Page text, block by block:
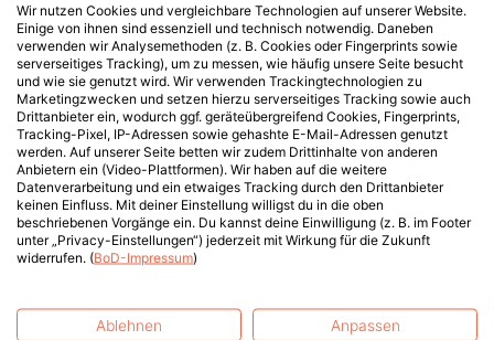
Wir nutzen Cookies und vergleichbare Technologien auf unserer Website.
Einige von ihnen sind essenziell und technisch notwendig. Daneben
verwenden wir Analysemethoden (z. B. Cookies oder Fingerprints sowie
serverseitiges Tracking), um zu messen, wie häufig unsere Seite besucht
und wie sie genutzt wird. Wir verwenden Trackingtechnologien zu
Marketingzwecken und setzen hierzu serverseitiges Tracking sowie auch
Drittanbieter ein, wodurch ggf. geräteübergreifend Cookies, Fingerprints,
Tracking-Pixel, IP-Adressen sowie gehashte E-Mail-Adressen genutzt
werden. Auf unserer Seite betten wir zudem Drittinhalte von anderen
Anbietern ein (Video-Plattformen). Wir haben auf die weitere
Datenverarbeitung und ein etwaiges Tracking durch den Drittanbieter
keinen Einfluss. Mit deiner Einstellung willigst du in die oben
beschriebenen Vorgänge ein. Du kannst deine Einwilligung (z. B. im Footer
unter „Privacy-Einstellungen“) jederzeit mit Wirkung für die Zukunft
widerrufen. (BoD-Impressum)
Ablehnen Anpassen